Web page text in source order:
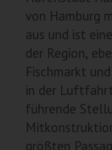
von Hamburg
aus und ist
der Region,
Fischmarkt
in der
führende
größten